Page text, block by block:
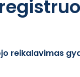
reikalavimas